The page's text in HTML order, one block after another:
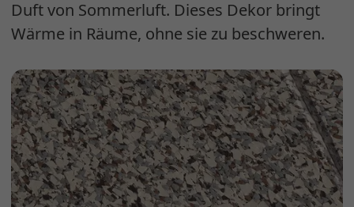
Duft von Sommerluft. Dieses Dekor bringt
Wärme in Räume, ohne sie zu beschweren.